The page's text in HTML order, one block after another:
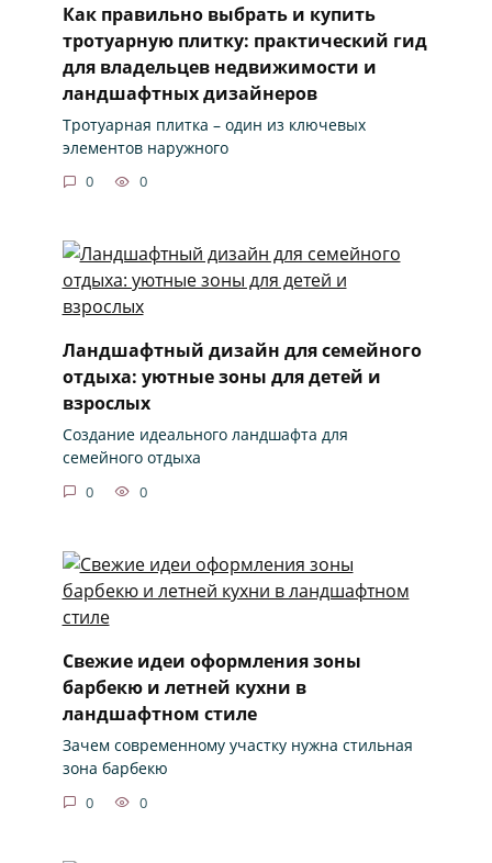
Как правильно выбрать и купить
тротуарную плитку: практический гид
для владельцев недвижимости и
ландшафтных дизайнеров
Тротуарная плитка – один из ключевых
элементов наружного
0 0
Ландшафтный дизайн для семейного
отдыха: уютные зоны для детей и
взрослых
Создание идеального ландшафта для
семейного отдыха
0 0
Свежие идеи оформления зоны
барбекю и летней кухни в
ландшафтном стиле
Зачем современному участку нужна стильная
зона барбекю
0 0